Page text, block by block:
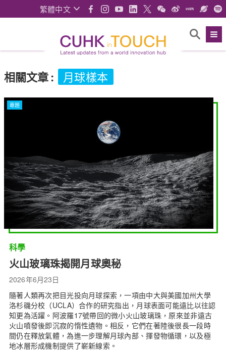
繁體中文
相關文章: 月球樣本
專題
科學
火山玻璃珠揭開月球奧秘
2026年6月23日
隨著人類再次把目光投向月球探索，一項由中大與美國加州大學
洛杉磯分校（UCLA）合作的研究指出，月球表面可能遠比以往認
知更為活躍。阿波羅17號帶回的微小火山玻璃珠，原來並非遠古
火山噴發後即沉寂的惰性遺物。相反，它們在著陸後很長一段時
間仍在釋放氣體，為進一步理解月球內部、揮發物循環，以及極
地冰層形成機制提供了嶄新線索。